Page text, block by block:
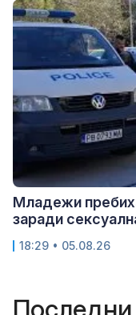
Младежи
заради
18:29 • 05.08.26